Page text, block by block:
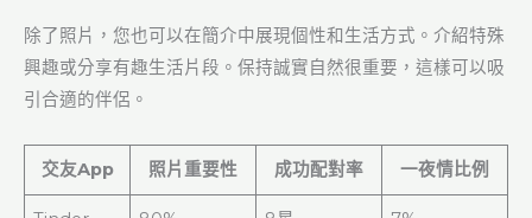
除了照片，您也可以在簡介中展現個性和生活方式。介紹特殊
興趣或分享有趣生活片段。保持誠實自然很重要，這樣可以吸
引合適的伴侶。
交友App 照片重要性 成功配對率 一夜情比例